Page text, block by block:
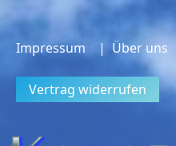
Impressum | Über uns
Vertrag widerrufen